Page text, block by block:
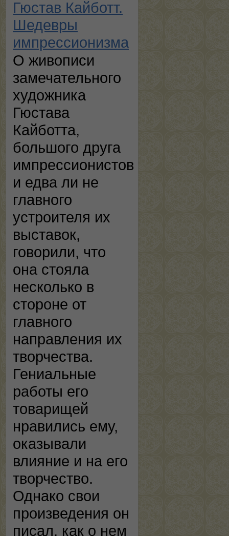
Гюстав Кайботт.
Шедевры
импрессионизма
О живописи
замечательного
художника
Гюстава
Кайботта,
большого друга
импрессионистов
и едва ли не
главного
устроителя их
выставок,
говорили, что
она стояла
несколько в
стороне от
главного
направления их
творчества.
Гениальные
работы его
товарищей
нравились ему,
оказывали
влияние и на его
творчество.
Однако свои
произведения он
писал, как о нем